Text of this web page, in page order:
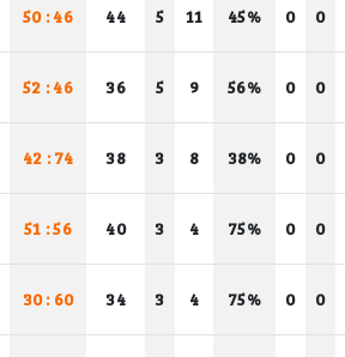
50 : 46 44 5 11 45% 0 0
52 : 46 36 5 9 56% 0 0
42 : 74 38 3 8 38% 0 0
51 : 56 40 3 4 75% 0 0
30 : 60 34 3 4 75% 0 0